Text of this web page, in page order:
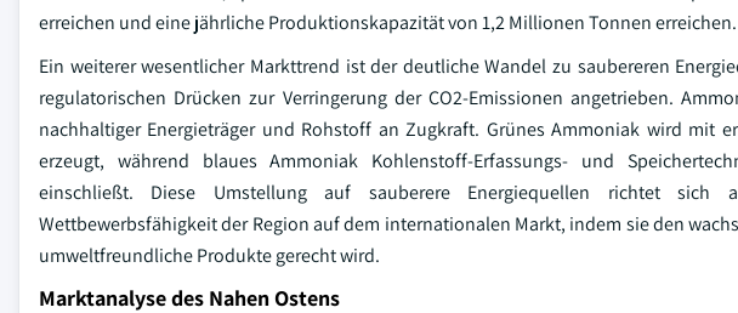
erreichen und eine jährliche Produktionskapazität von 1,2 Millionen Tonnen erreichen.
Ein weiterer wesentlicher Markttrend ist der deutliche Wandel zu saubereren
regulatorischen Drücken zur Verringerung der CO2-Emissionen angetrieben.
nachhaltiger Energieträger und Rohstoff an Zugkraft. Grünes Ammoniak wird mit
erzeugt, während blaues Ammoniak Kohlenstoff-Erfassungs- und
einschließt. Diese Umstellung auf sauberere Energiequellen richtet sich
Wettbewerbsfähigkeit der Region auf dem internationalen Markt, indem sie den
umweltfreundliche Produkte gerecht wird.
Marktanalyse des Nahen Ostens